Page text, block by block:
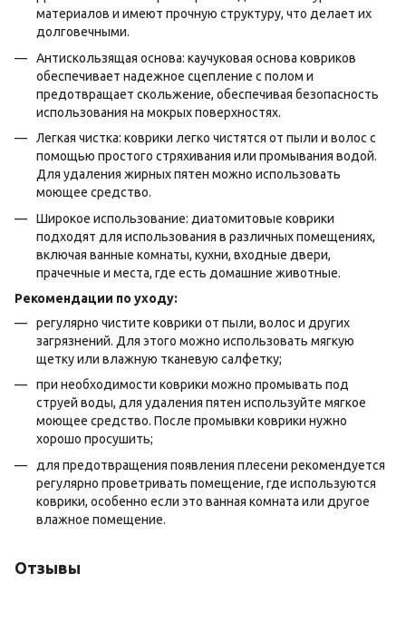
материалов и имеют прочную структуру, что делает их
долговечными.
Антискользящая основа: каучуковая основа ковриков
обеспечивает надежное сцепление с полом и
предотвращает скольжение, обеспечивая безопасность
использования на мокрых поверхностях.
Легкая чистка: коврики легко чистятся от пыли и волос с
помощью простого стряхивания или промывания водой.
Для удаления жирных пятен можно использовать
моющее средство.
Широкое использование: диатомитовые коврики
подходят для использования в различных помещениях,
включая ванные комнаты, кухни, входные двери,
прачечные и места, где есть домашние животные.
Рекомендации по уходу:
регулярно чистите коврики от пыли, волос и других
загрязнений. Для этого можно использовать мягкую
щетку или влажную тканевую салфетку;
при необходимости коврики можно промывать под
струей воды, для удаления пятен используйте мягкое
моющее средство. После промывки коврики нужно
хорошо просушить;
для предотвращения появления плесени рекомендуется
регулярно проветривать помещение, где используются
коврики, особенно если это ванная комната или другое
влажное помещение.
Отзывы